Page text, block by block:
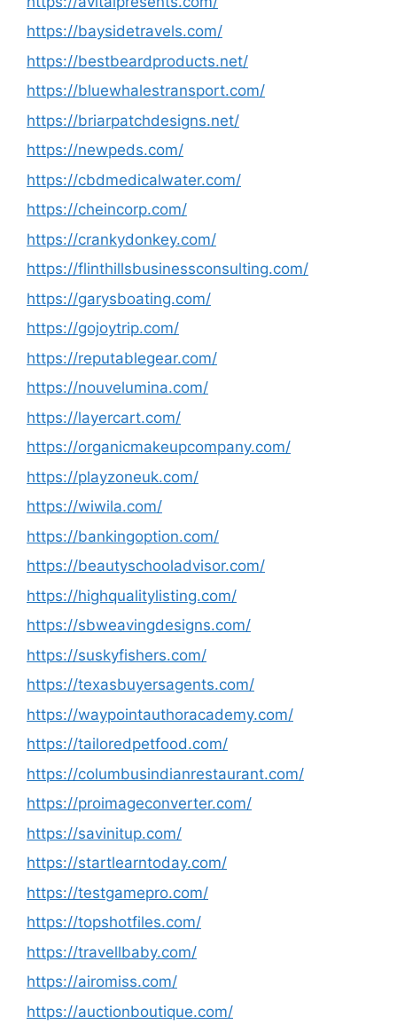
https://baysidetravels.com/
https://bestbeardproducts.net/
https://bluewhalestransport.com/
https://briarpatchdesigns.net/
https://newpeds.com/
https://cbdmedicalwater.com/
https://cheincorp.com/
https://crankydonkey.com/
https://flinthillsbusinessconsulting.com/
https://garysboating.com/
https://gojoytrip.com/
https://reputablegear.com/
https://nouvelumina.com/
https://layercart.com/
https://organicmakeupcompany.com/
https://playzoneuk.com/
https://wiwila.com/
https://bankingoption.com/
https://beautyschooladvisor.com/
https://highqualitylisting.com/
https://sbweavingdesigns.com/
https://suskyfishers.com/
https://texasbuyersagents.com/
https://waypointauthoracademy.com/
https://tailoredpetfood.com/
https://columbusindianrestaurant.com/
https://proimageconverter.com/
https://savinitup.com/
https://startlearntoday.com/
https://testgamepro.com/
https://topshotfiles.com/
https://travellbaby.com/
https://airomiss.com/
https://auctionboutique.com/